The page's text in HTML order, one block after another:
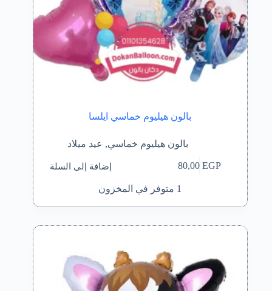
بالون هيليوم خماسي ايلسا
بالون هيليوم خماسي, عيد ميلاد
80,00EGP إضافة إلى السلة
1 متوفر في المخزون